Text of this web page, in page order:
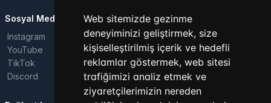
Web sitemizde gezinme
deneyiminizi geliştirmek, size
kişiselleştirilmiş içerik ve hedefli
reklamlar göstermek, web sitesi
trafiğimizi analiz etmek ve
ziyaretçilerimizin nereden
Sosyal Medya
Instagram
YouTube
TikTok
Discord